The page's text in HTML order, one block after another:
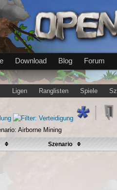
Download Blog Forum
Ligen Ranglisten Spiele
Airborne Mining
Szenario